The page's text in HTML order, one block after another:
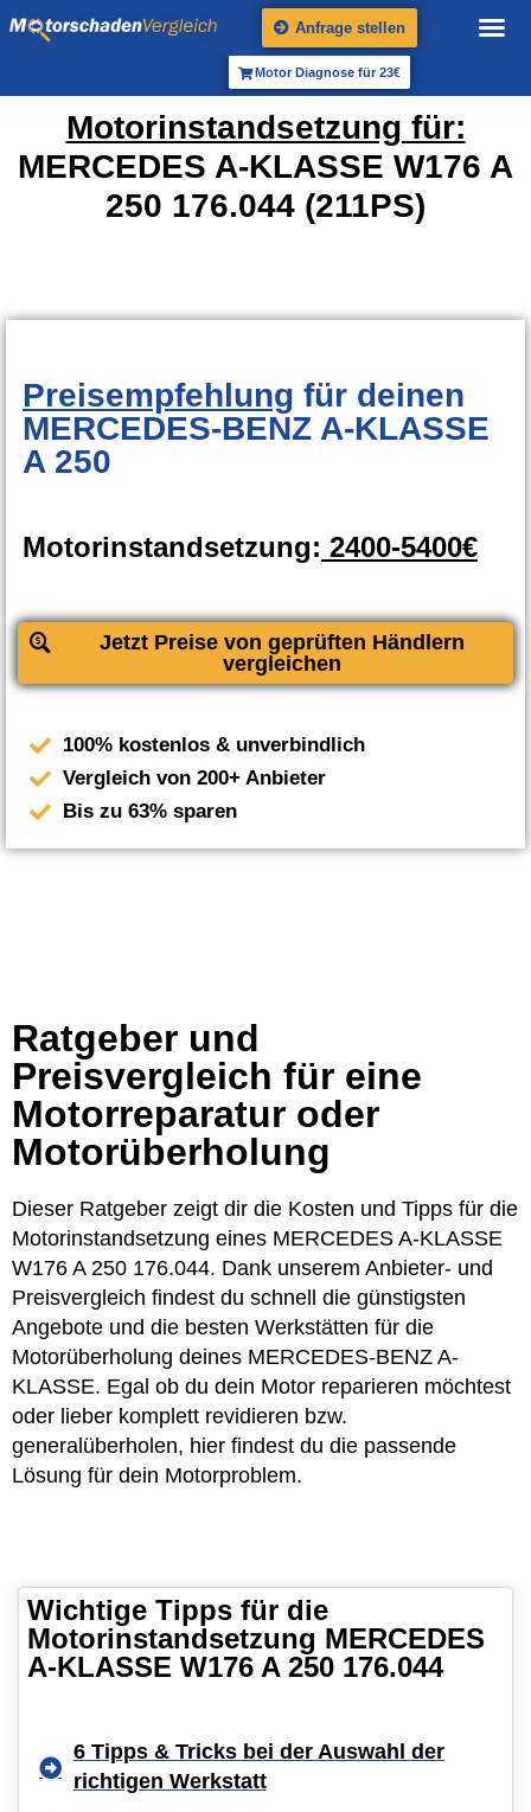
Anfrage stellen
Motor Diagnose für 23€
Motorinstandsetzung für:
MERCEDES A-KLASSE W176 A
250 176.044 (211PS)
Preisempfehlung für deinen
MERCEDES-BENZ A-KLASSE
A 250
Motorinstandsetzung: 2400-5400€
Jetzt Preise von geprüften Händlern
vergleichen
100% kostenlos & unverbindlich
Vergleich von 200+ Anbieter
Bis zu 63% sparen
Ratgeber und
Preisvergleich für eine
Motorreparatur oder
Motorüberholung
Dieser Ratgeber zeigt dir die Kosten und Tipps für die
Motorinstandsetzung eines MERCEDES A-KLASSE
W176 A 250 176.044. Dank unserem Anbieter- und
Preisvergleich findest du schnell die günstigsten
Angebote und die besten Werkstätten für die
Motorüberholung deines MERCEDES-BENZ A-
KLASSE. Egal ob du dein Motor reparieren möchtest
oder lieber komplett revidieren bzw.
generalüberholen, hier findest du die passende
Lösung für dein Motorproblem.
Wichtige Tipps für die
Motorinstandsetzung MERCEDES
A-KLASSE W176 A 250 176.044
6 Tipps & Tricks bei der Auswahl der
richtigen Werkstatt